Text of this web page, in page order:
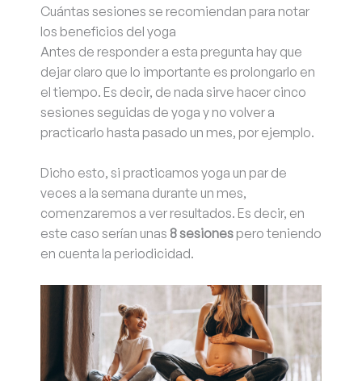
Cuántas sesiones se recomiendan para notar
los beneficios del yoga
Antes de responder a esta pregunta hay que
dejar claro que lo importante es prolongarlo en
el tiempo. Es decir, de nada sirve hacer cinco
sesiones seguidas de yoga y no volver a
practicarlo hasta pasado un mes, por ejemplo.
Dicho esto, si practicamos yoga un par de
veces a la semana durante un mes,
comenzaremos a ver resultados. Es decir, en
este caso serían unas 8 sesiones pero teniendo
en cuenta la periodicidad.